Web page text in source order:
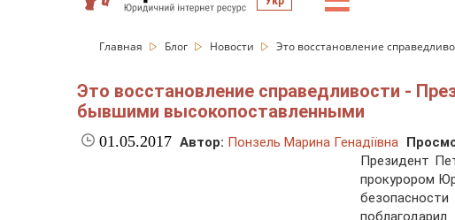
Главная Блог Новости Это восстановление
Это восстановление справедливости -
бывшими высокопоставленными
01.05.2017 Автор: Понзель Марина Генадіївна
Президент
прокурором